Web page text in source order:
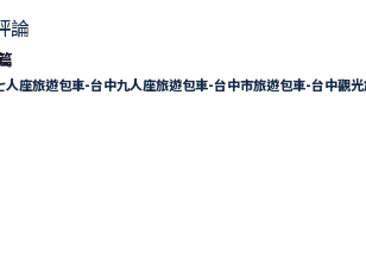
論
人座旅遊包車-台中九人座旅遊包車-台中市旅遊包車-台中觀